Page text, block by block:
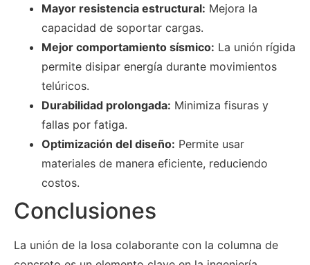
Mayor resistencia estructural: Mejora la
capacidad de soportar cargas.
Mejor comportamiento sísmico: La unión rígida
permite disipar energía durante movimientos
telúricos.
Durabilidad prolongada: Minimiza fisuras y
fallas por fatiga.
Optimización del diseño: Permite usar
materiales de manera eficiente, reduciendo
costos.
Conclusiones
La unión de la losa colaborante con la columna de